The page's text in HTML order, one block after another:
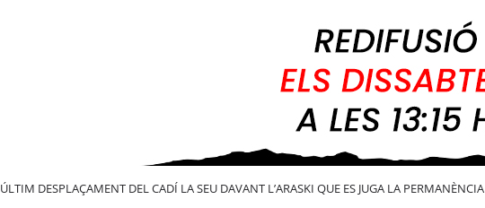
ÚLTIM DESPLAÇAMENT DEL CADÍ LA SEU DAVANT L’ARASKI QUE ES JUGA LA PERMANÈNCIA